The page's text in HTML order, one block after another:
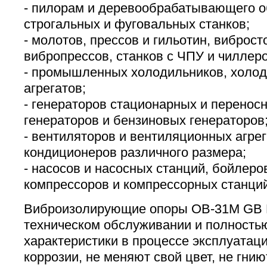
- пилорам и деревообрабатывающего
строгальных и фуговальных станков;
- молотов, прессов и гильотин,
вибропрессов, станков с ЧПУ и
- промышленных холодильников,
агрегатов;
- генераторов стационарных и
генераторов и бензиновых
- вентиляторов и вентиляционных
кондиционеров различного размера;
- насосов и насосных станций,
компрессоров и компрессорных
Виброизолирующие опоры ОВ-31М GB
техническом обслуживании и
характеристики в процессе
коррозии, не меняют свой цвет, не